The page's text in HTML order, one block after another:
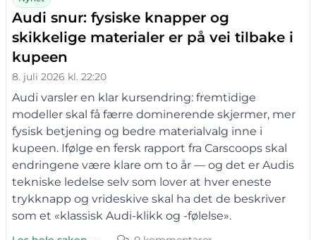
Audi snur: fysiske knapper og
skikkelige materialer er på vei tilbake i
kupeen
8. juli 2026 kl. 22:20
Audi varsler en klar kursendring: fremtidige
modeller skal få færre dominerende skjermer, mer
fysisk betjening og bedre materialvalg inne i
kupeen. Ifølge en fersk rapport fra Carscoops skal
endringene være klare om to år — og det er Audis
tekniske ledelse selv som lover at hver eneste
trykknapp og vrideskive skal ha det de beskriver
som et «klassisk Audi-klikk og -følelse».